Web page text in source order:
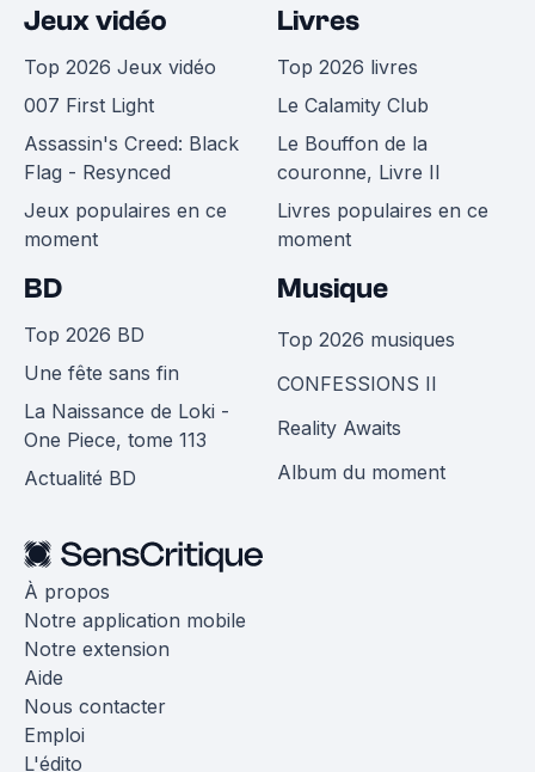
Jeux vidéo
Top 2026 Jeux vidéo
007 First Light
Assassin's Creed: Black
Flag - Resynced
Jeux populaires en ce
moment
Livres
Top 2026 livres
Le Calamity Club
Le Bouffon de la
couronne, Livre II
Livres populaires en ce
moment
BD
Top 2026 BD
Une fête sans fin
La Naissance de Loki -
One Piece, tome 113
Actualité BD
Musique
Top 2026 musiques
CONFESSIONS II
Reality Awaits
Album du moment
À propos
Notre application mobile
Notre extension
Aide
Nous contacter
Emploi
L'édito